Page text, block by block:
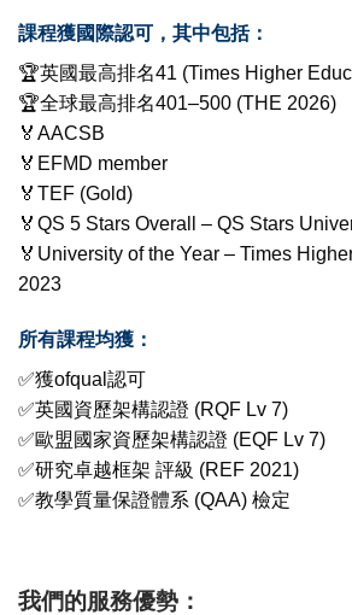
課程獲國際認可，其中包括：
🏆英國最高排名41 (Times Higher
🏆全球最高排名401–500 (THE 2026)
🏅AACSB
🏅EFMD member
🏅TEF (Gold)
🏅QS 5 Stars Overall – QS Stars
🏅University of the Year – Times
2023
所有課程均獲：
✅獲ofqual認可
✅英國資歷架構認證 (RQF Lv 7)
✅歐盟國家資歷架構認證 (EQF Lv 7)
✅研究卓越框架 評級 (REF 2021)
✅教學質量保證體系 (QAA) 檢定
我們的服務優勢：